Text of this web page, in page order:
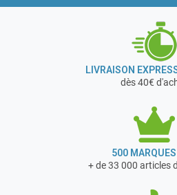
LIVRAISON
dès 40€
500
+ de 33 000 articles